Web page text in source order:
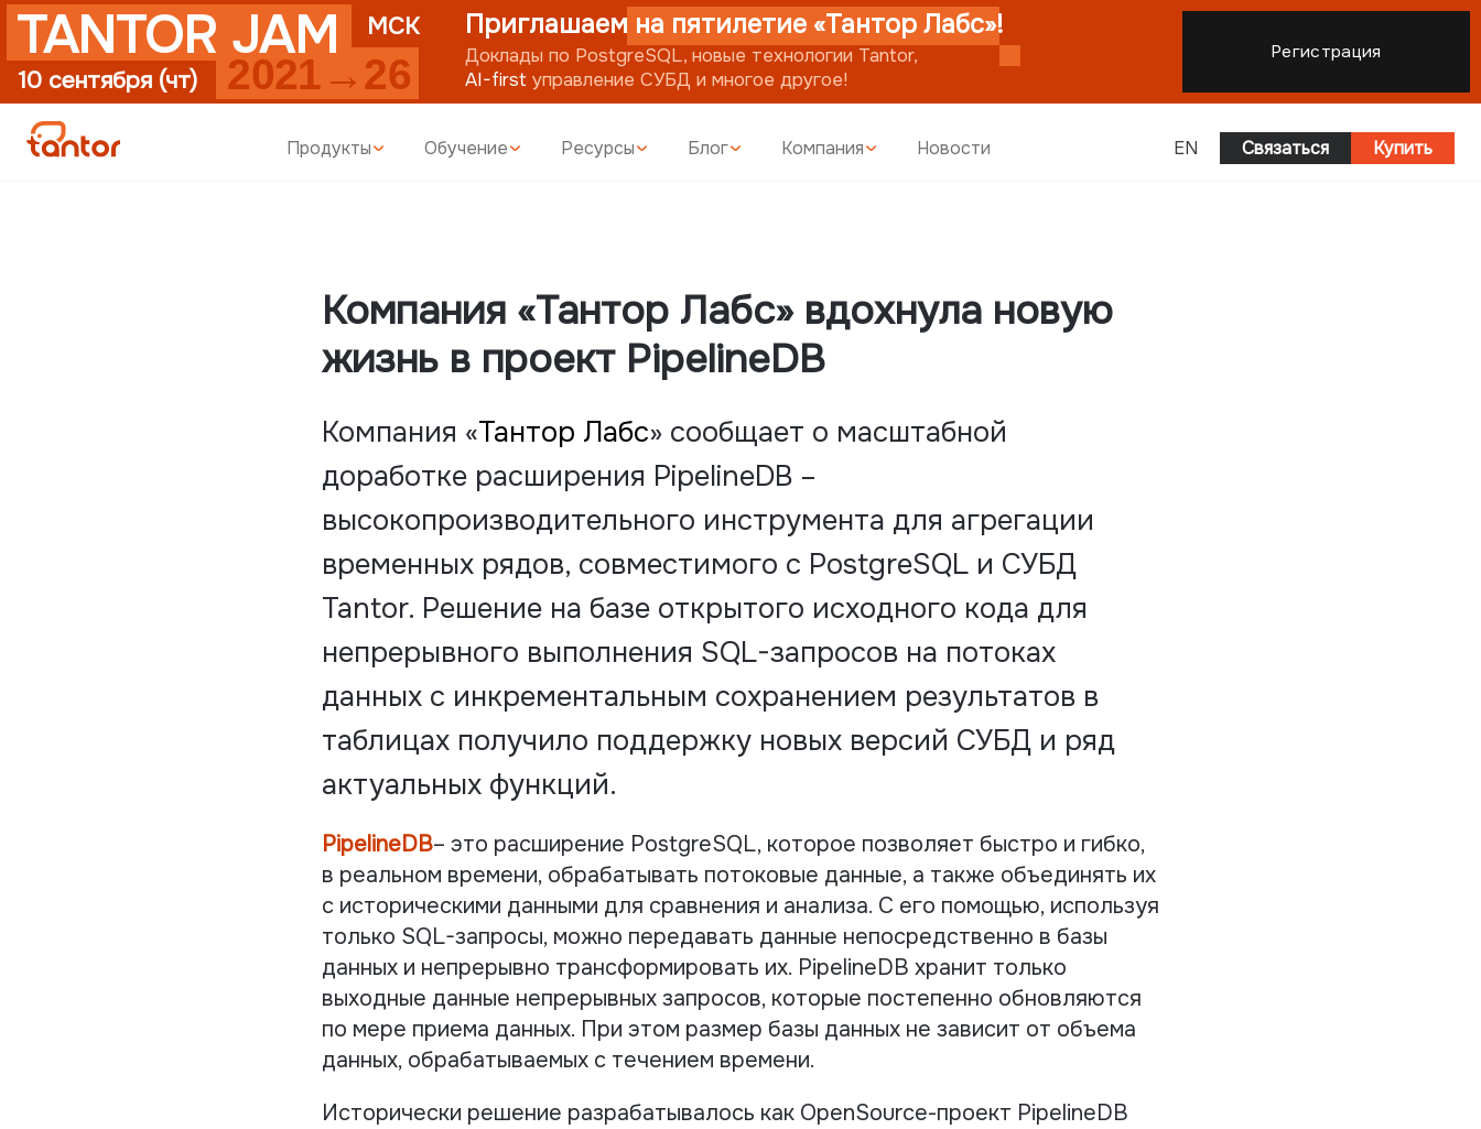
TANTOR JAM
2021→26
Доклады по PostgreSQL, новые технологии Tantor,
AI-firstуправление СУБД и многое другое!
10 сентября (чт)
МСК Приглашаем на пятилетие «Тантор Лабс»!
Продукты Обучение Ресурсы Блог Компания Новости EN Связаться Купить
Компания «Тантор Лабс» вдохнула новую
жизнь в проект PipelineDB
Компания «Тантор Лабс» сообщает о масштабной
доработке расширения PipelineDB –
высокопроизводительного инструмента для агрегации
временных рядов, совместимого с PostgreSQL и СУБД
Tantor. Решение на базе открытого исходного кода для
непрерывного выполнения SQL-запросов на потоках
данных с инкрементальным сохранением результатов в
таблицах получило поддержку новых версий СУБД и ряд
актуальных функций.
PipelineDB– это расширение PostgreSQL, которое позволяет быстро и гибко,
в реальном времени, обрабатывать потоковые данные, а также объединять их
с историческими данными для сравнения и анализа. С его помощью, используя
только SQL-запросы, можно передавать данные непосредственно в базы
данных и непрерывно трансформировать их. PipelineDB хранит только
выходные данные непрерывных запросов, которые постепенно обновляются
по мере приема данных. При этом размер базы данных не зависит от объема
данных, обрабатываемых с течением времени.
Исторически решение разрабатывалось как OpenSource-проект PipelineDB